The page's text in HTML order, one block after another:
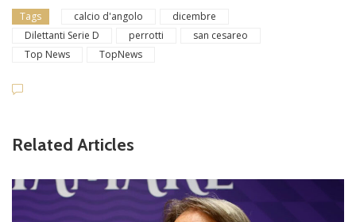
Tags calcio d'angolo
dicembre
Dilettanti Serie D
perrotti
san cesareo
Top News
TopNews
Related Articles